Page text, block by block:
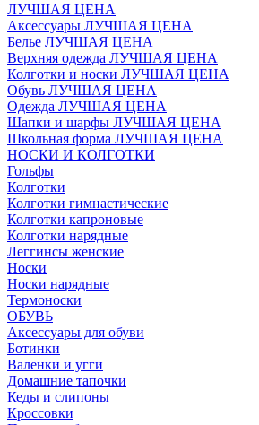
ЛУЧШАЯ ЦЕНА
Аксессуары ЛУЧШАЯ ЦЕНА
Белье ЛУЧШАЯ ЦЕНА
Верхняя одежда ЛУЧШАЯ ЦЕНА
Колготки и носки ЛУЧШАЯ ЦЕНА
Обувь ЛУЧШАЯ ЦЕНА
Одежда ЛУЧШАЯ ЦЕНА
Шапки и шарфы ЛУЧШАЯ ЦЕНА
Школьная форма ЛУЧШАЯ ЦЕНА
НОСКИ И КОЛГОТКИ
Гольфы
Колготки
Колготки гимнастические
Колготки капроновые
Колготки нарядные
Леггинсы женские
Носки
Носки нарядные
Термоноски
ОБУВЬ
Аксессуары для обуви
Ботинки
Валенки и угги
Домашние тапочки
Кеды и слипоны
Кроссовки